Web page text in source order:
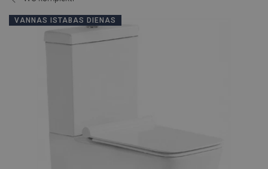
VANNAS ISTABAS DIENAS